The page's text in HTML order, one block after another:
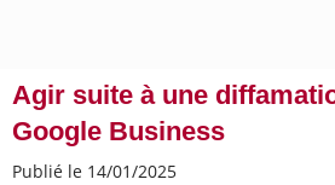
Agir suite à une
Google Business
Publié le 14/01/2025